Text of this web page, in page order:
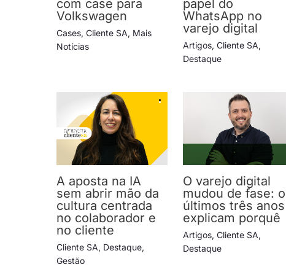
com case para
Volkswagen
Cases, Cliente SA, Mais
Notícias
papel do
WhatsApp no
varejo digital
Artigos,Cliente SA,
Destaque
A aposta na IA
sem abrir mão da
cultura centrada
no colaborador e
no cliente
Cliente SA, Destaque,
Gestão
O varejo digital
mudou de fase:
últimos três anos
explicam porquê
Artigos,Cliente SA,
Destaque